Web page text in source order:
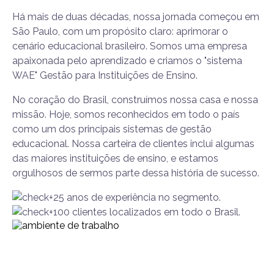
Há mais de duas décadas, nossa jornada começou em
São Paulo, com um propósito claro: aprimorar o
cenário educacional brasileiro. Somos uma empresa
apaixonada pelo aprendizado e criamos o "sistema
WAE" Gestão para Instituições de Ensino.
No coração do Brasil, construímos nossa casa e nossa
missão. Hoje, somos reconhecidos em todo o país
como um dos principais sistemas de gestão
educacional. Nossa carteira de clientes inclui algumas
das maiores instituições de ensino, e estamos
orgulhosos de sermos parte dessa história de sucesso.
+25 anos de experiência no segmento.
+100 clientes localizados em todo o Brasil.